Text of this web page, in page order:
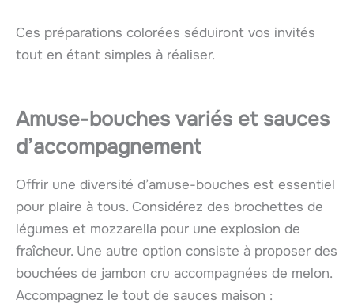
Ces préparations colorées séduiront vos invités
tout en étant simples à réaliser.
Amuse-bouches variés et sauces
d’accompagnement
Offrir une diversité d’amuse-bouches est essentiel
pour plaire à tous. Considérez des brochettes de
légumes et mozzarella pour une explosion de
fraîcheur. Une autre option consiste à proposer des
bouchées de jambon cru accompagnées de melon.
Accompagnez le tout de sauces maison :